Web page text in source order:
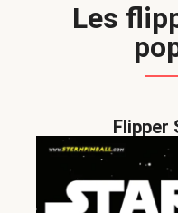
Les
Flipper